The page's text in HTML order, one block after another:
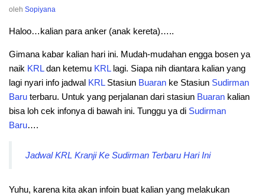
oleh Sopiyana
Haloo…kalian para anker (anak kereta)…..
Gimana kabar kalian hari ini. Mudah-mudahan engga bosen ya
naik KRLdan ketemu KRLlagi. Siapa nih diantara kalian yang
lagi nyari info jadwal KRLStasiun Buaran ke Stasiun Sudirman
Baru terbaru. Untuk yang perjalanan dari stasiun Buaran kalian
bisa loh cek infonya di bawah ini. Tunggu ya di Sudirman
Baru….
Jadwal KRL Kranji Ke Sudirman Terbaru Hari Ini
Yuhu, karena kita akan infoin buat kalian yang melakukan